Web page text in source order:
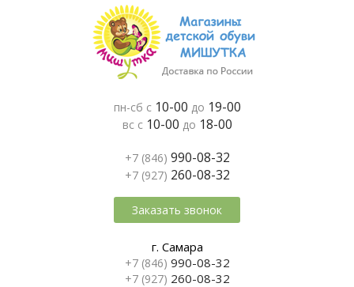
пн-сб с 10-00 до 19-00
вс с 10-00 до 18-00
+7 (846) 990-08-32
+7 (927) 260-08-32
Заказать звонок
г. Самара
+7 (846) 990-08-32
+7 (927) 260-08-32